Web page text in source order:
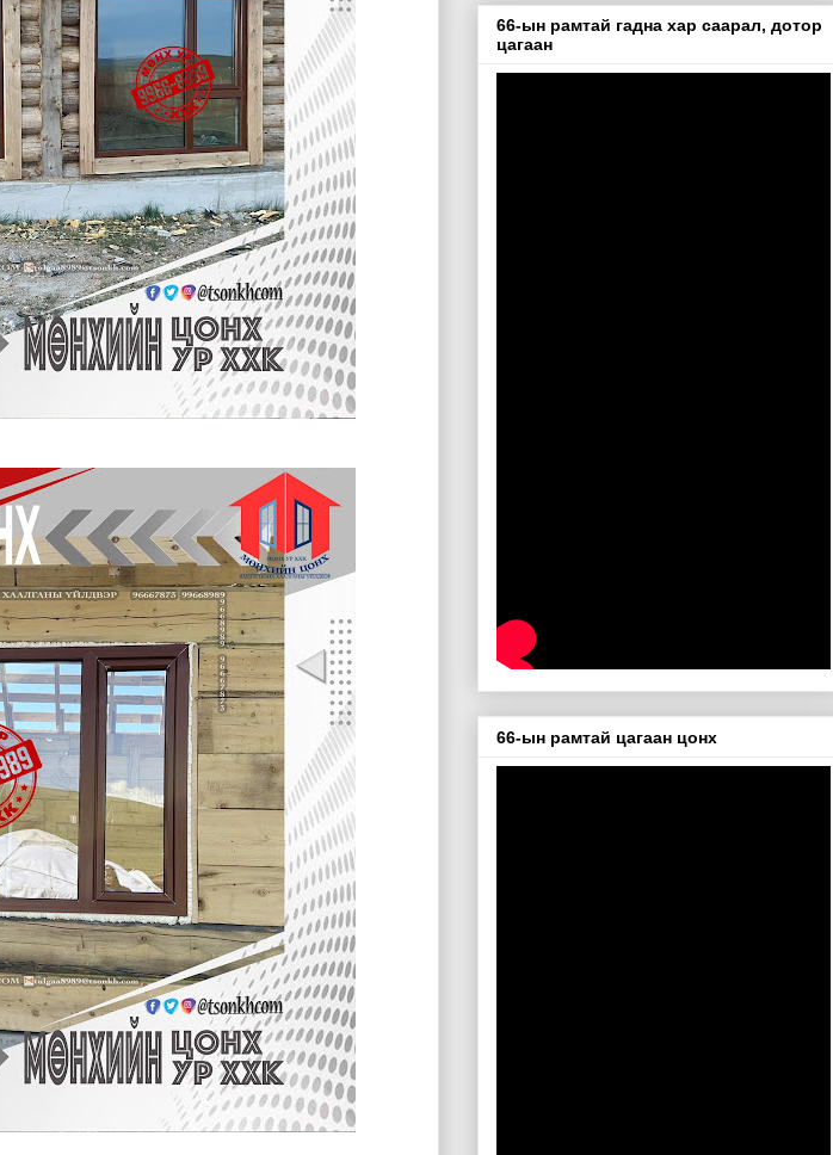
66-ын рамтай гадна хар саарал, дотор
цагаан
66-ын рамтай цагаан цонх